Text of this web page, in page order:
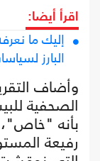
اقرأ أيضا:
إليك ما
البارز
وأضاف
الصحفية
بأنه
رفيعة